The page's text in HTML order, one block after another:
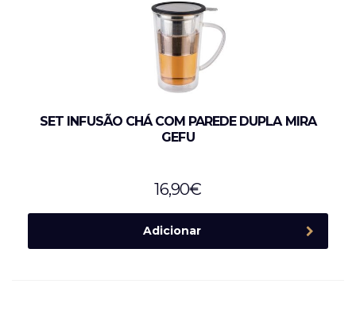
SET INFUSÃO CHÁ COM PAREDE DUPLA MIRA
GEFU
16,90€
Adicionar